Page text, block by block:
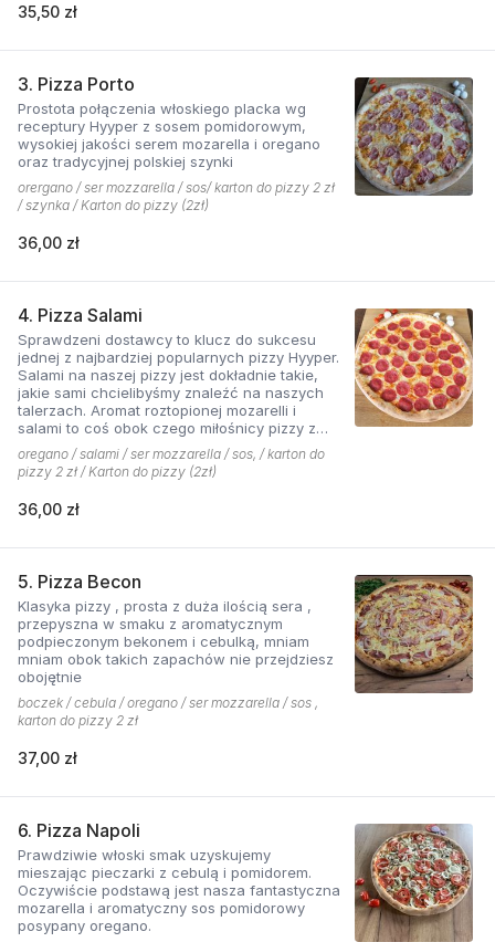
35,50 zł
3. Pizza Porto
Prostota połączenia włoskiego placka wg
receptury Hyyper z sosem pomidorowym,
wysokiej jakości serem mozarella i oregano
oraz tradycyjnej polskiej szynki
orergano / ser mozzarella / sos/ karton do pizzy 2 zł
/ szynka / Karton do pizzy (2zł)
36,00 zł
4. Pizza Salami
Sprawdzeni dostawcy to klucz do sukcesu
jednej z najbardziej popularnych pizzy Hyyper.
Salami na naszej pizzy jest dokładnie takie,
jakie sami chcielibyśmy znaleźć na naszych
talerzach. Aromat roztopionej mozarelli i
salami to coś obok czego miłośnicy pizzy z
mięsem nie przejdą obojętnie!
oregano / salami / ser mozzarella / sos, / karton do
pizzy 2 zł / Karton do pizzy (2zł)
36,00 zł
5. Pizza Becon
Klasyka pizzy , prosta z duża ilością sera ,
przepyszna w smaku z aromatycznym
podpieczonym bekonem i cebulką, mniam
mniam obok takich zapachów nie przejdziesz
obojętnie
boczek / cebula / oregano / ser mozzarella / sos ,
karton do pizzy 2 zł
37,00 zł
6. Pizza Napoli
Prawdziwie włoski smak uzyskujemy
mieszając pieczarki z cebulą i pomidorem.
Oczywiście podstawą jest nasza fantastyczna
mozarella i aromatyczny sos pomidorowy
posypany oregano.